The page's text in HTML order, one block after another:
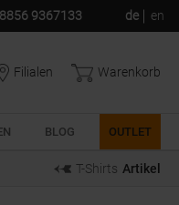
9367133 de en
Filialen Warenkorb
BLOG OUTLET
T-Shirts Artikel